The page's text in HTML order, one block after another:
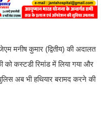
मनीष कुमार (द्वितीय) की अदालत
को कस्टडी रिमांड में लिया गया और
अब भी हथियार बरामद करने की